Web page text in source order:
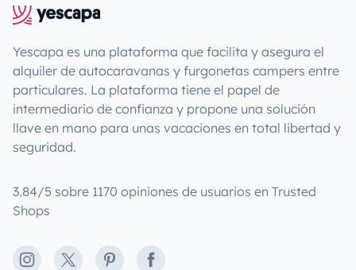
Yescapa es una plataforma que facilita y asegura el
alquiler de autocaravanas y furgonetas campers entre
particulares. La plataforma tiene el papel de
intermediario de confianza y propone una solución
llave en mano para unas vacaciones en total libertad y
seguridad.
3.84/5 sobre 1170 opiniones de usuarios en Trusted
Shops
Instagram
X PinterestFacebook